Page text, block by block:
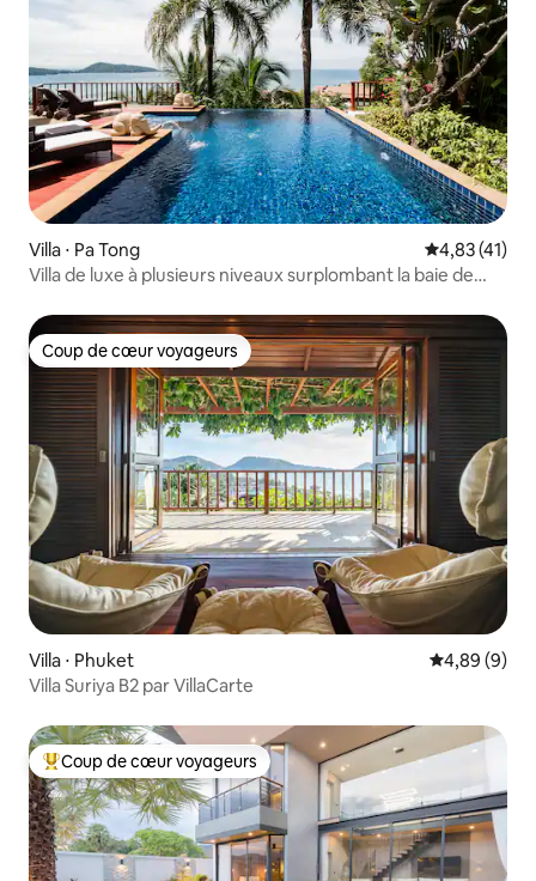
Villa ⋅ Pa Tong Évaluation
4,83 (41)
Villa de luxe à plusieurs niveaux surplombant la baie de
Coup de cœur voyageurs
Coup de cœur voyageurs
Villa ⋅ Phuket Évaluation
4,89 (9)
Villa Suriya B2 par VillaCarte
Coups de cœur voyageurs les plus appréciés
Coup de cœur voyageurs